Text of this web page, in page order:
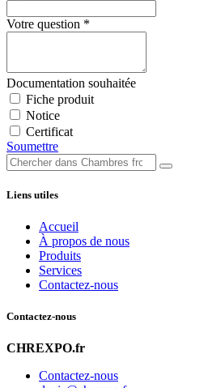
Votre question *
Documentation souhaitée
Fiche produit
Notice
Certificat
Soumettre
Liens utiles
Accueil
À propos de nous
Produits
Services
Contactez-nous
Contactez-nous
CHREXPO.fr
Contactez-nous